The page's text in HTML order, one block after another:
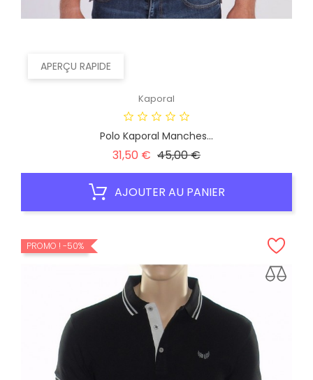
APERÇU RAPIDE
Kaporal
Polo Kaporal Manches...
31,50 € Prix
45,00 €Prix
AJOUTER AU PANIER
PROMO ! -50%